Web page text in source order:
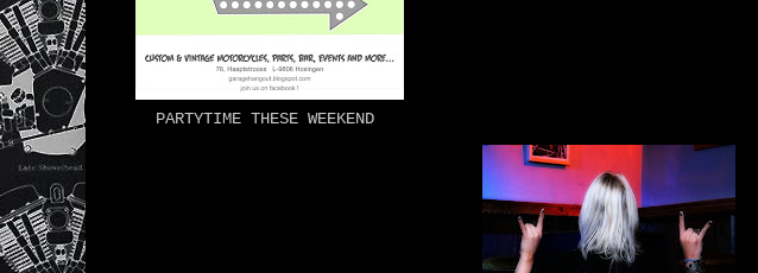
PARTYTIME THESE WEEKEND